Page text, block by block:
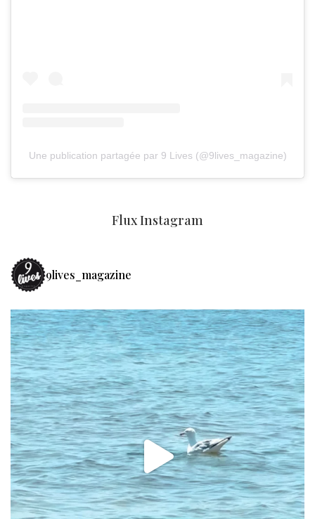
Une publication partagée par 9 Lives (@9lives_magazine)
Flux Instagram
9lives_magazine